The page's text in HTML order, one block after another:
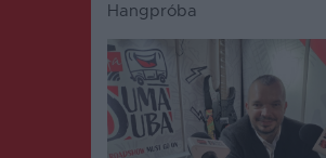
Hangpróba